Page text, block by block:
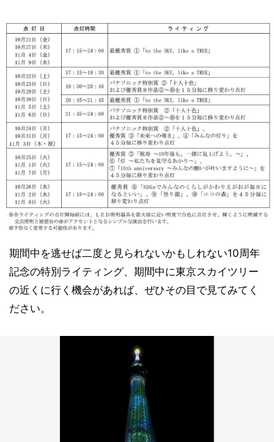
期間中を逃せば二度と見られないかもしれない10周年
記念の特別ライティング、期間中に東京スカイツリー
の近くに行く機会があれば、ぜひその目で見てみてく
ださい。